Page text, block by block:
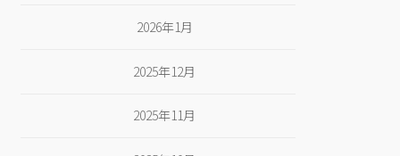
2026年1月
2025年12月
2025年11月